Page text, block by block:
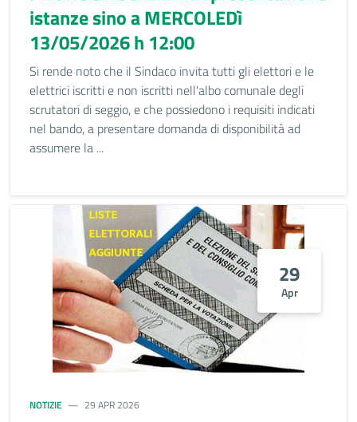
istanze sino a MERCOLEDì
13/05/2026 h 12:00
Si rende noto che il Sindaco invita tutti gli elettori e le
elettrici iscritti e non iscritti nell'albo comunale degli
scrutatori di seggio, e che possiedono i requisiti indicati
nel bando, a presentare domanda di disponibilità ad
assumere la ...
29
Apr
NOTIZIE 29 APR 2026